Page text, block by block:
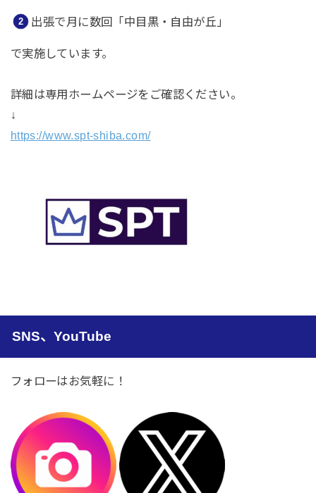
出張で月に数回「中目黒・自由が丘」
で実施しています。
詳細は専用ホームページをご確認ください。
↓
https://www.spt-shiba.com/
SNS、YouTube
フォローはお気軽に！